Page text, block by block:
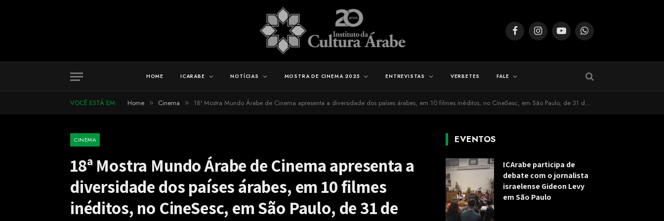
FacebookInstagramYouTubeWhatsApp
HOME ICARABE NOTÍCIAS MOSTRA DE CINEMA 2025 ENTREVISTAS VERBETES FALE
VOCÊ ESTÁ EM: Home » Cinema » 18ª Mostra Mundo Árabe de Cinema apresenta a diversidade dos países árabes, em 10 filmes inéditos, no CineSesc, em São Paulo, de 31 de agosto a 6 de setembro
CINEMA
18ª Mostra Mundo Árabe de Cinema apresenta a
diversidade dos países árabes, em 10 filmes
inéditos, no CineSesc, em São Paulo, de 31 de
EVENTOS
ICArabe participa de
debate com o jornalista
israelense Gideon Levy
em São Paulo